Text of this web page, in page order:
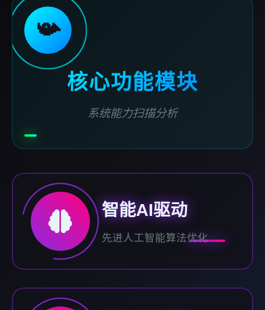
📯
核心功能模块
系统能力扫描分析
智能AI驱动
先进人工智能算法优化